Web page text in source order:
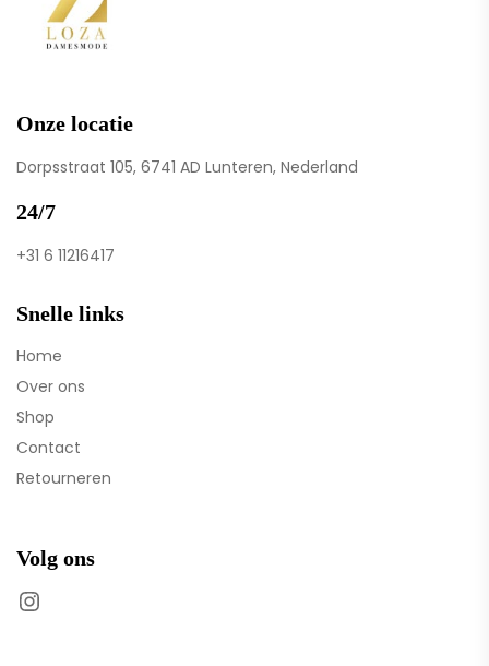
Onze locatie
Dorpsstraat 105, 6741 AD Lunteren, Nederland
24/7
+31 6 11216417
Snelle links
Home
Over ons
Shop
Contact
Retourneren
Volg ons
Instagram